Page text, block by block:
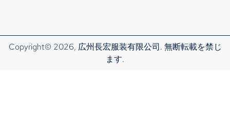
Copyright© 2026, 広州長宏服装有限公司. 無断転載を禁じ
ます.